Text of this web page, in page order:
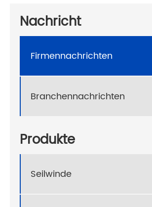
Nachricht
Firmennachrichten
Branchennachrichten
Produkte
Seilwinde